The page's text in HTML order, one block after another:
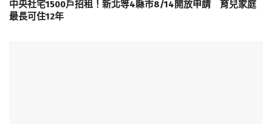
中央社宅1500戶招租！新北等4縣市8/14開放申請 育兒家庭
最長可住12年